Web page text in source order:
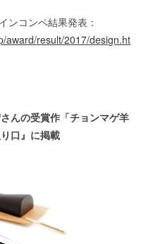
ンコンペ結果発表：
award/result/2017/design.ht
んの受賞作「チョンマゲ羊
口』に掲載